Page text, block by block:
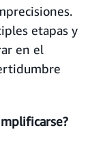
etapas y
en el